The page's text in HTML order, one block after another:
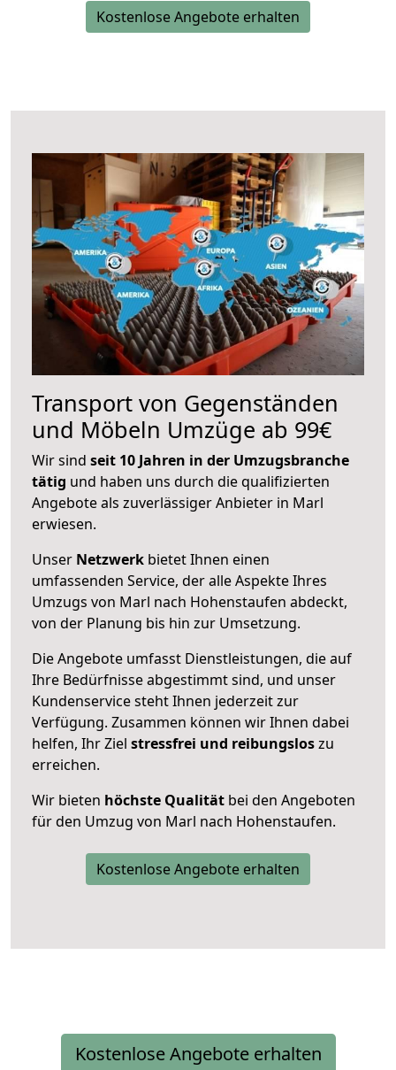
Kostenlose Angebote erhalten
Transport von Gegenständen
und Möbeln Umzüge ab 99€
Wir sind seit 10 Jahren in der Umzugsbranche
tätig und haben uns durch die qualifizierten
Angebote als zuverlässiger Anbieter in Marl
erwiesen.
Unser Netzwerk bietet Ihnen einen
umfassenden Service, der alle Aspekte Ihres
Umzugs von Marl nach Hohenstaufen abdeckt,
von der Planung bis hin zur Umsetzung.
Die Angebote umfasst Dienstleistungen, die auf
Ihre Bedürfnisse abgestimmt sind, und unser
Kundenservice steht Ihnen jederzeit zur
Verfügung. Zusammen können wir Ihnen dabei
helfen, Ihr Ziel stressfrei und reibungsloszu
erreichen.
Wir bieten höchste Qualität bei den Angeboten
für den Umzug von Marl nach Hohenstaufen.
Kostenlose Angebote erhalten
Kostenlose Angebote erhalten